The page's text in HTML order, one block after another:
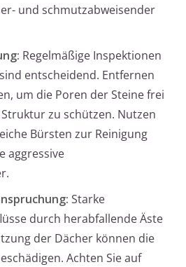
und schmutzabweisender
Regelmäßige Inspektionen
entscheidend. Entfernen
um die Poren der Steine frei
zu schützen. Nutzen
Bürsten zur Reinigung
aggressive
Starke
durch herabfallende Äste
der Dächer können die
Achten Sie auf